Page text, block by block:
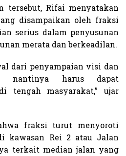
tersebut, Rifai menyatakan
disampaikan oleh fraksi
serius dalam penyusunan
merata dan berkeadilan.
dari penyampaian visi dan
harus dapat
tengah masyarakat,” ujar
fraksi turut menyoroti
kawasan Rei 2 atau Jalan
terkait median jalan yang